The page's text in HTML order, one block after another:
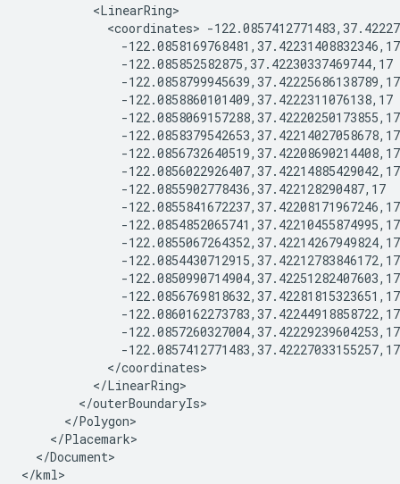
          <LinearRing>
<coordinates> -
              -122.0858169768481,37.42231408832346,17
              -122.085852582875,37.42230337469744,17
              -122.0858799945639,37.42225686138789,17
              -122.0858860101409,37.4222311076138,17
              -122.0858069157288,37.42220250173855,17
              -122.0858379542653,37.42214027058678,17
              -122.0856732640519,37.42208690214408,17
              -122.0856022926407,37.42214885429042,17
              -122.0855902778436,37.422128290487,17
              -122.0855841672237,37.42208171967246,17
              -122.0854852065741,37.42210455874995,17
              -122.0855067264352,37.42214267949824,17
              -122.0854430712915,37.42212783846172,17
              -122.0850990714904,37.42251282407603,17
              -122.0856769818632,37.42281815323651,17
              -122.0860162273783,37.42244918858722,17
              -122.0857260327004,37.42229239604253,17
-
            </coordinates>
          </LinearRing>
        </outerBoundaryIs>
      </Polygon>
    </Placemark>
  </Document>
</kml>